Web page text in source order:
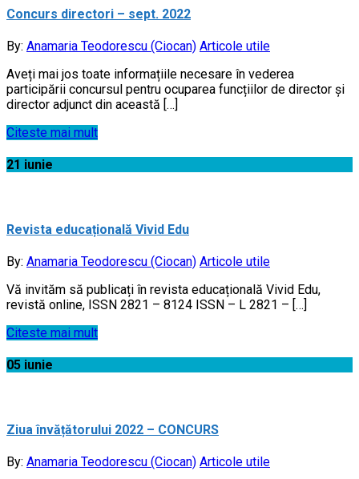
Concurs directori – sept. 2022
By: Anamaria Teodorescu (Ciocan) Articole utile
Aveți mai jos toate informațiile necesare în vederea
participării concursul pentru ocuparea funcțiilor de director și
director adjunct din această […]
Citeste mai mult
21 iunie
Revista educațională Vivid Edu
By: Anamaria Teodorescu (Ciocan) Articole utile
Vă invităm să publicați în revista educațională Vivid Edu,
revistă online, ISSN 2821 – 8124 ISSN – L 2821 – […]
Citeste mai mult
05 iunie
Ziua învățătorului 2022 – CONCURS
By: Anamaria Teodorescu (Ciocan) Articole utile